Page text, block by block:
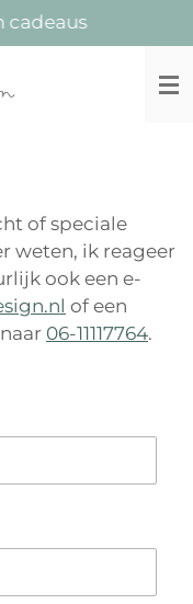
cadeaus
of speciale
weten, ik reageer
ook een e-
of een
06-11117764.